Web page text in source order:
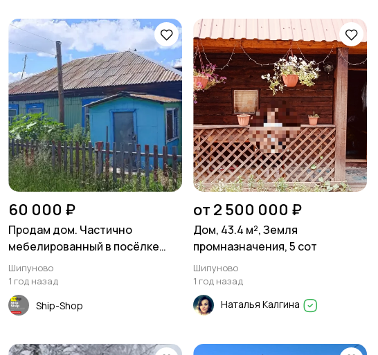
60 000 ₽
Продам дом. Частично
мебелированный в посёлке
Майское утро
Шипуново
1 год назад
Ship-Shop
от 2 500 000 ₽
Дом, 43.4 м², Земля
промназначения, 5 сот
Шипуново
1 год назад
Наталья Калгина